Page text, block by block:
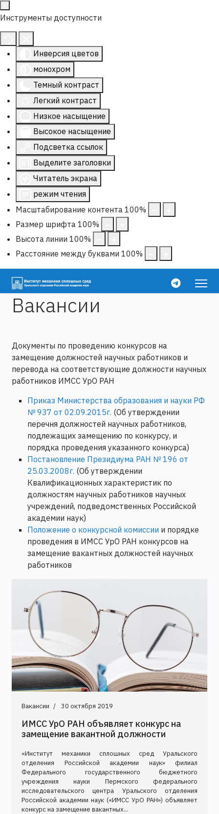
Инструменты доступности
Инверсия цветов
монохром
Темный контраст
Легкий контраст
Низкое насыщение
Высокое насыщение
Подсветка ссылок
Выделите заголовки
Читатель экрана
режим чтения
Масштабирование контента 100%
Размер шрифта 100%
Высота линии 100%
Расстояние между буквами 100%
Вакансии
Документы по проведению конкурсов на
замещение должностей научных работников и
перевода на соответствующие должности научных
работников ИМСС УрО РАН
Приказ Министерства образования и науки РФ
№ 937 от 02.09.2015г. (Об утверждении
перечня должностей научных работников,
подлежащих замещению по конкурсу, и
порядка проведения указанного конкурса)
Постановление Президиума РАН № 196 от
25.03.2008г. (Об утверждении
Квалификационных характеристик по
должностям научных работников научных
учреждений, подведомственных Российской
академии наук)
Положение о конкурсной комиссии и порядке
проведения в ИМСС УрО РАН конкурсов на
замещение вакантных должностей научных
работников
Вакансии 30 октября 2019
ИМСС УрО РАН объявляет конкурс на
замещение вакантной должности
«Институт механики сплошных сред Уральского
отделения Российской академии наук» филиал
Федерального государственного бюджетного
учреждения науки Пермского федерального
исследовательского центра Уральского отделения
Российской академии наук («ИМСС УрО РАН») объявляет
конкурс на замещение вакантных...